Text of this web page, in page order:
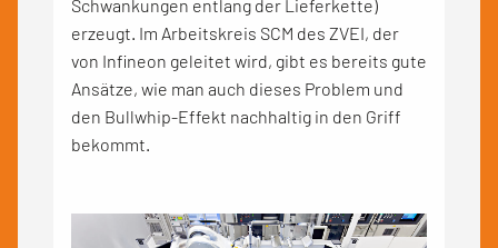
Schwankungen entlang der Lieferkette)
erzeugt. Im Arbeitskreis SCM des ZVEI, der
von Infineon geleitet wird, gibt es bereits gute
Ansätze, wie man auch dieses Problem und
den Bullwhip-Effekt nachhaltig in den Griff
bekommt.